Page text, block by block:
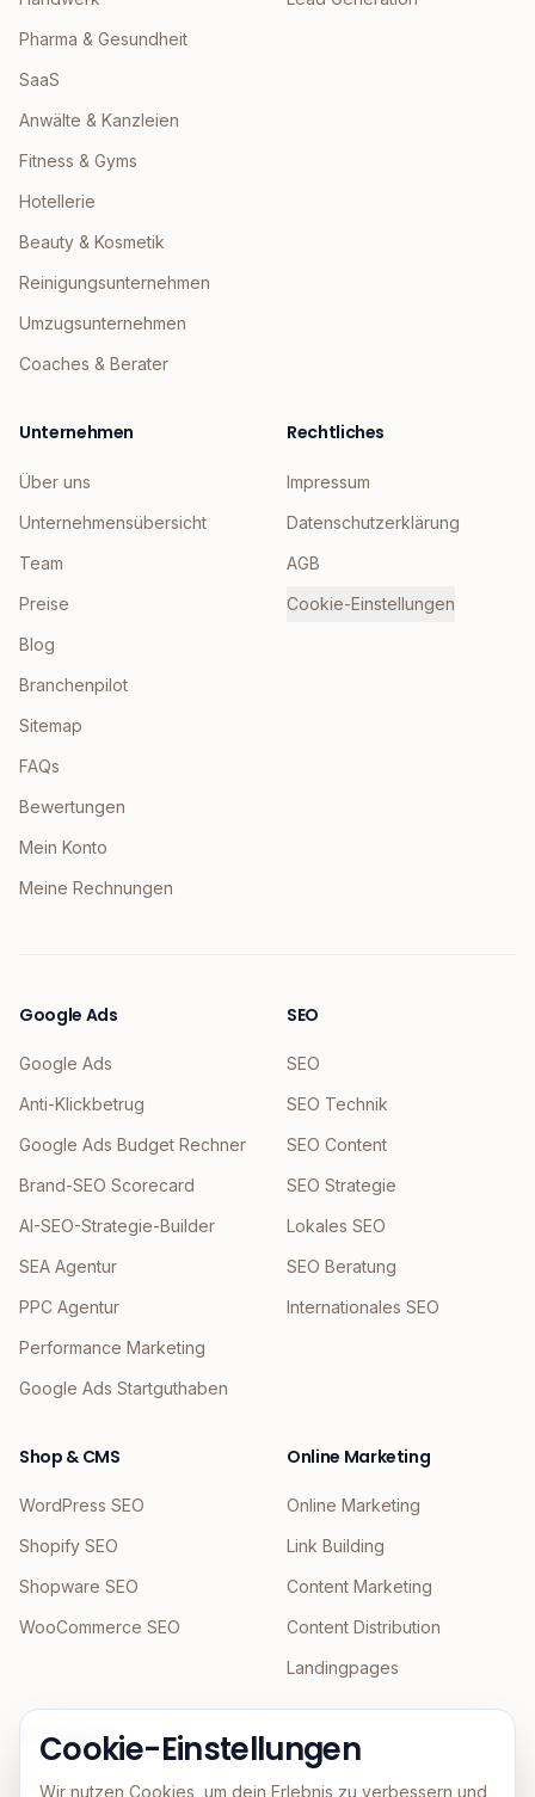
Pharma & Gesundheit
SaaS
Anwälte & Kanzleien
Fitness & Gyms
Hotellerie
Beauty & Kosmetik
Reinigungsunternehmen
Umzugsunternehmen
Coaches & Berater
Unternehmen
Über uns
Unternehmensübersicht
Team
Preise
Blog
Branchenpilot
Sitemap
FAQs
Bewertungen
Mein Konto
Meine Rechnungen
Rechtliches
Impressum
Datenschutzerklärung
AGB
Cookie-Einstellungen
Google Ads
Google Ads
Anti-Klickbetrug
Google Ads Budget Rechner
Brand-SEO Scorecard
AI-SEO-Strategie-Builder
SEA Agentur
PPC Agentur
Performance Marketing
Google Ads Startguthaben
SEO
SEO
SEO Technik
SEO Content
SEO Strategie
Lokales SEO
SEO Beratung
Internationales SEO
Shop & CMS
WordPress SEO
Shopify SEO
Shopware SEO
WooCommerce SEO
Online Marketing
Online Marketing
Link Building
Content Marketing
Content Distribution
Landingpages
KI & Agentic
GEO
Cookie-Einstellungen
Wir nutzen Cookies, um dein Erlebnis zu verbessern und